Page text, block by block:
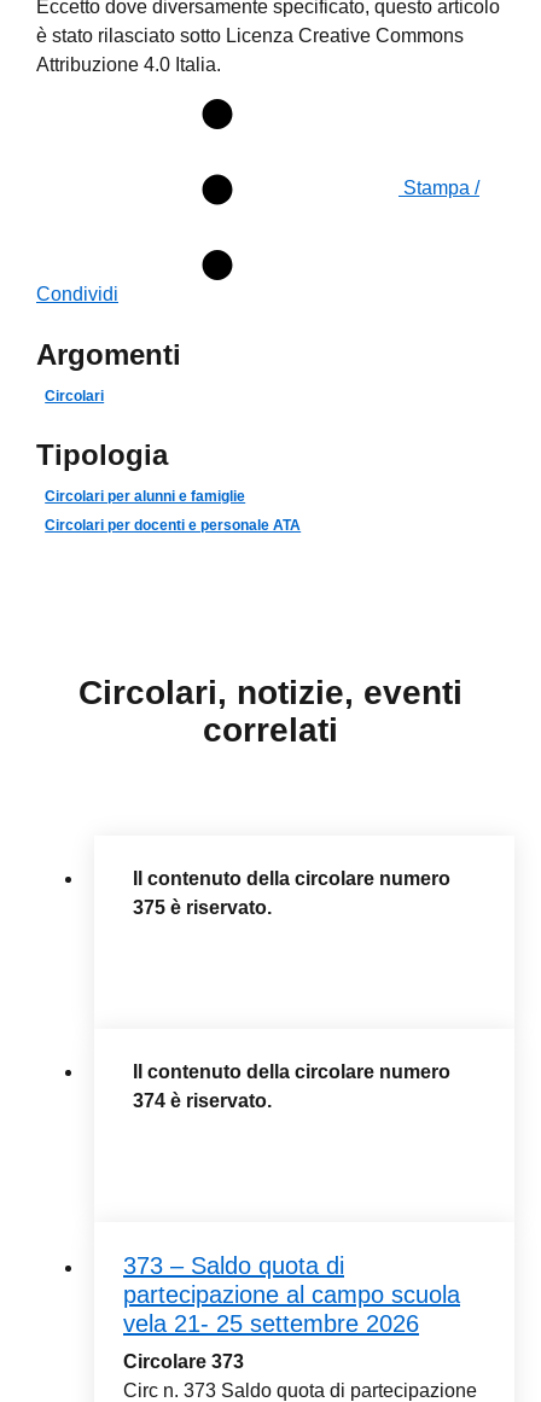
Eccetto dove diversamente specificato, questo articolo
è stato rilasciato sotto Licenza Creative Commons
Attribuzione 4.0 Italia.
Stampa /
Condividi
Argomenti
Circolari
Tipologia
Circolari per alunni e famiglie
Circolari per docenti e personale ATA
Circolari, notizie, eventi
correlati
Il contenuto della circolare numero
375 è riservato.
Il contenuto della circolare numero
374 è riservato.
373 – Saldo quota di
partecipazione al campo scuola
vela 21- 25 settembre 2026
Circolare 373
Circ n. 373 Saldo quota di partecipazione